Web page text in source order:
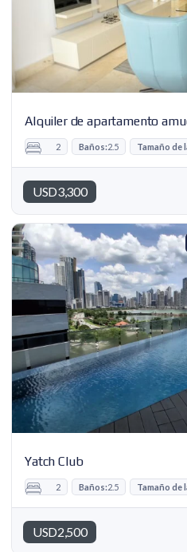
Alquiler de apartamento
USD3,300
2 Baños:2.5 Tamaño de
Yatch Club
USD2,500
2 Baños:2.5 Tamaño de